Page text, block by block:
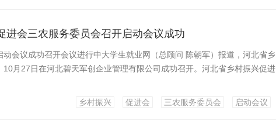
进会三农服务委员会召开启动会议成功
会议成功召开会议进行中大学生就业网（总顾问 陈朝军）报道，河北省乡
月27日在河北碧天军创企业管理有限公司成功召开。河北省乡村振兴促进
乡村振兴 促进会 三农服务委员会 启动会议